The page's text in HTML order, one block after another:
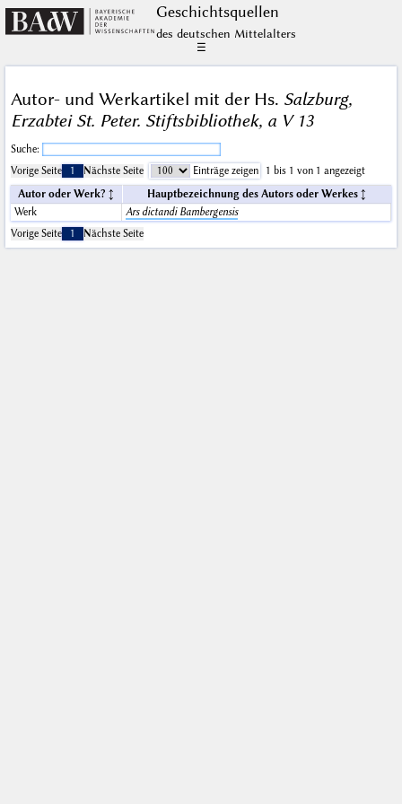
Geschichts­quellen
des deutschen Mittelalters
☰
Autor- und Werkartikel mit der Hs. Salzburg,
Erzabtei St. Peter. Stiftsbibliothek, a V 13
Suche:
Vorige Seite
1 Nächste Seite Einträge zeigen
1 bis 1 von 1 angezeigt
Autor oder Werk?
Hauptbezeichnung des Autors oder Werkes
Werk
Ars dictandi Bambergensis
Vorige Seite
1 Nächste Seite